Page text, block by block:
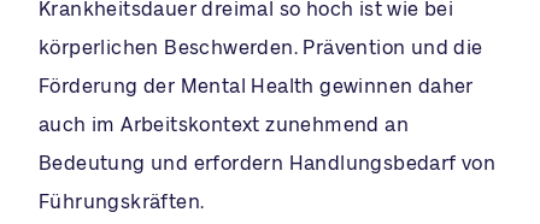
Krankheitsdauer dreimal so hoch ist wie bei
körperlichen Beschwerden. Prävention und die
Förderung der Mental Health gewinnen daher
auch im Arbeitskontext zunehmend an
Bedeutung und erfordern Handlungsbedarf von
Führungskräften.